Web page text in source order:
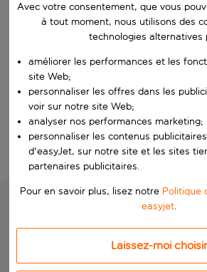
Commencez à taper pour la saisie
Choisissez une date de départ et une date
Choisissez vos dates
Quand
Qui
Rechercher
Avec votre consentement, que vous
à tout moment, nous utilisons des
technologies alternatives
améliorer les performances et les
site Web;
personnaliser les offres dans les
voir sur notre site Web;
analyser nos performances marketing;
personnaliser les contenus
d'easyJet, sur notre site et les sites
partenaires publicitaires.
Pour en savoir plus, lisez notre Politique
easyjet.
Laissez-moi choisir